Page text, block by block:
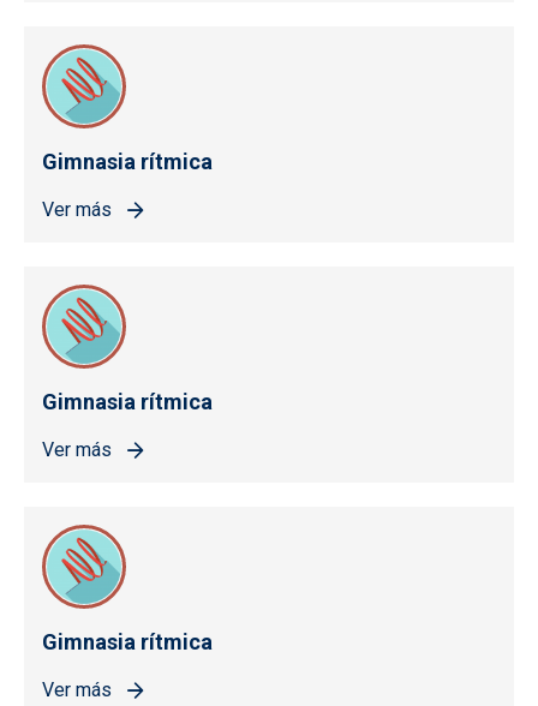
Gimnasia rítmica
Ver más
Gimnasia rítmica
Ver más
Gimnasia rítmica
Ver más